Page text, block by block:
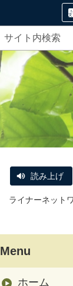
読み上げ
ライナーネット
Menu
ホーム